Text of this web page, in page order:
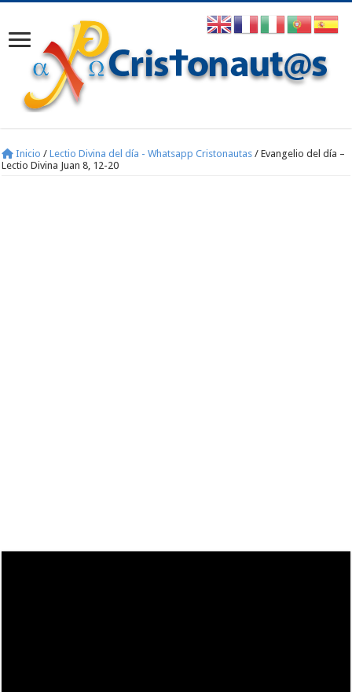
Inicio / Lectio Divina del día - Whatsapp Cristonautas / Evangelio del día –
Lectio Divina Juan 8, 12-20